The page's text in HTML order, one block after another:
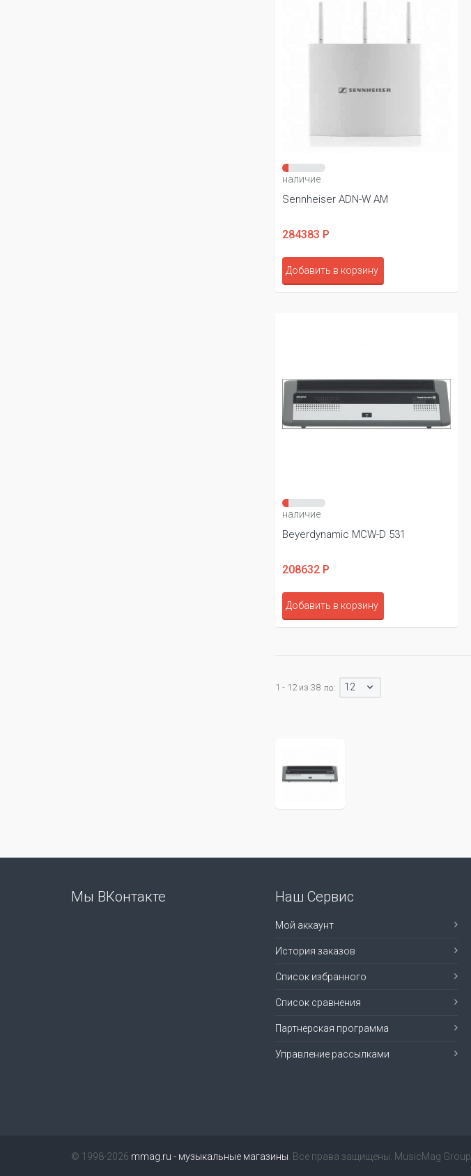
наличие
Sennheiser ADN-W AM
284383 Р
Добавить в корзину
наличие
Beyerdynamic MCW-D 531
208632 Р
Добавить в корзину
1 - 12 из 38 по: 12
Мы ВКонтакте Наш Сервис
Мой аккаунт
История заказов
Список избранного
Список сравнения
Партнерская программа
Управление рассылками
© 1998-2026 mmag.ru - музыкальные магазины . Все права защищены. MusicMag Group.